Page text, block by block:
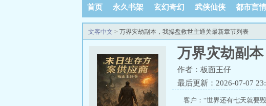
首页 永久书架 玄幻奇幻 武侠仙侠 都市言情
文客中文 > 万界灾劫副本，我操盘救世主通关最新章节列表
万界灾劫副
作者：板面王仔
最后更新：2026-07-07
客户：“世界还有七天就要